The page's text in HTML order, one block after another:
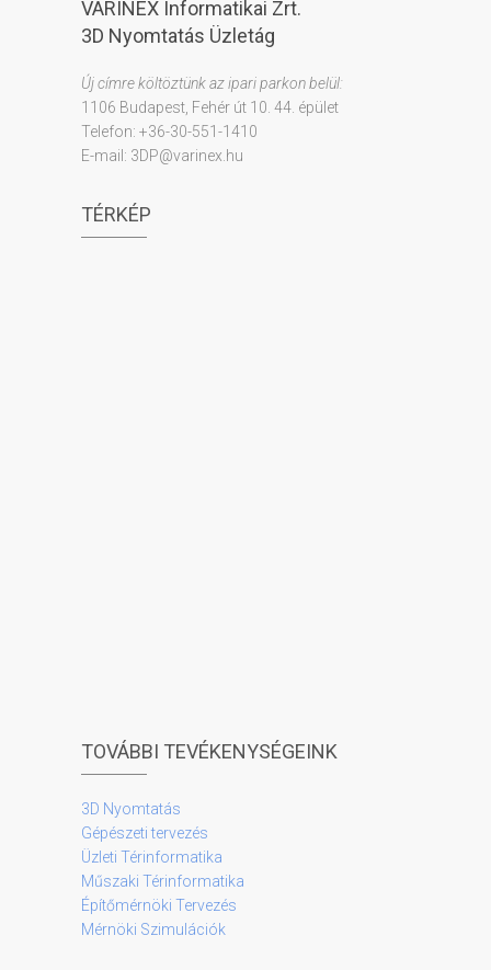
VARINEX Informatikai Zrt.
3D Nyomtatás Üzletág
Új címre költöztünk az ipari parkon belül:
1106 Budapest, Fehér út 10. 44. épület
Telefon: +36-30-551-1410
E-mail: 3DP@varinex.hu
TÉRKÉP
TOVÁBBI TEVÉKENYSÉGEINK
3D Nyomtatás
Gépészeti tervezés
Üzleti Térinformatika
Műszaki Térinformatika
Építőmérnöki Tervezés
Mérnöki Szimulációk